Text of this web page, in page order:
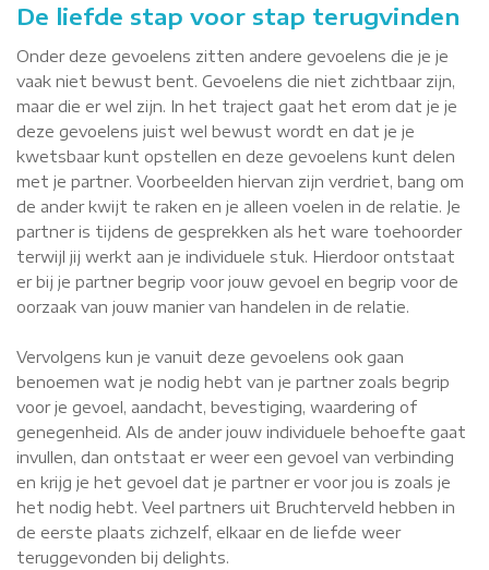
De liefde stap voor stap terugvinden
Onder deze gevoelens zitten andere gevoelens die je je
vaak niet bewust bent. Gevoelens die niet zichtbaar zijn,
maar die er wel zijn. In het traject gaat het erom dat je je
deze gevoelens juist wel bewust wordt en dat je je
kwetsbaar kunt opstellen en deze gevoelens kunt delen
met je partner. Voorbeelden hiervan zijn verdriet, bang om
de ander kwijt te raken en je alleen voelen in de relatie. Je
partner is tijdens de gesprekken als het ware toehoorder
terwijl jij werkt aan je individuele stuk. Hierdoor ontstaat
er bij je partner begrip voor jouw gevoel en begrip voor de
oorzaak van jouw manier van handelen in de relatie.
Vervolgens kun je vanuit deze gevoelens ook gaan
benoemen wat je nodig hebt van je partner zoals begrip
voor je gevoel, aandacht, bevestiging, waardering of
genegenheid. Als de ander jouw individuele behoefte gaat
invullen, dan ontstaat er weer een gevoel van verbinding
en krijg je het gevoel dat je partner er voor jou is zoals je
het nodig hebt. Veel partners uit Bruchterveld hebben in
de eerste plaats zichzelf, elkaar en de liefde weer
teruggevonden bij delights.